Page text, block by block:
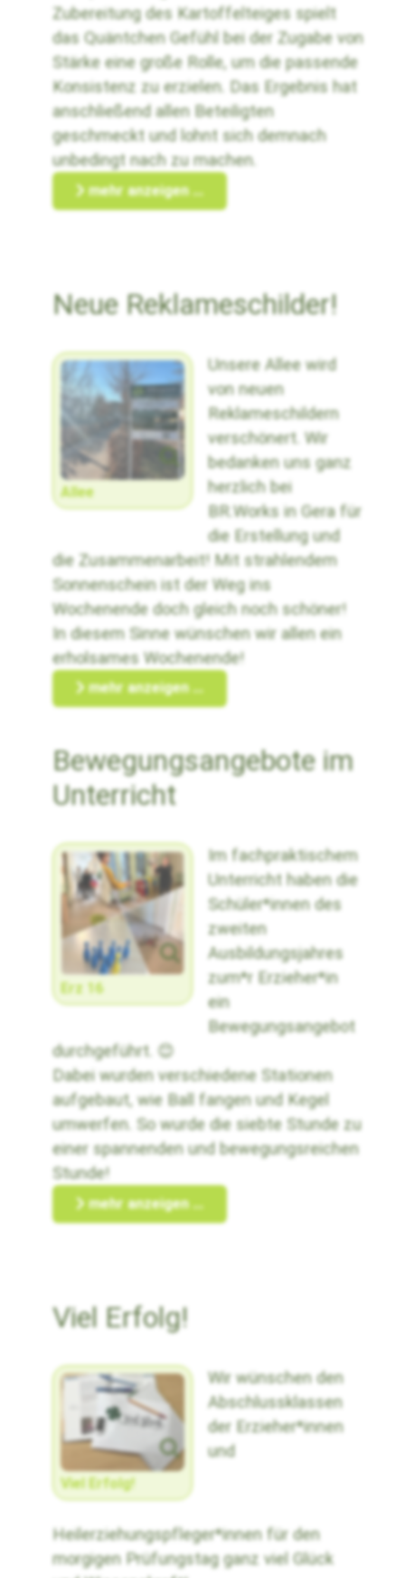
Zubereitung des Kartoffelteiges spielt
das Quäntchen Gefühl bei der Zugabe von
Stärke eine große Rolle, um die passende
Konsistenz zu erzielen. Das Ergebnis hat
anschließend allen Beteiligten
geschmeckt und lohnt sich demnach
unbedingt nach zu machen.
mehr anzeigen ...
Neue Reklameschilder!
Allee
Unsere Allee wird
von neuen
Reklameschildern
verschönert. Wir
bedanken uns ganz
herzlich bei
BR.Works in Gera für
die Erstellung und
die Zusammenarbeit! Mit strahlendem
Sonnenschein ist der Weg ins
Wochenende doch gleich noch schöner!
In diesem Sinne wünschen wir allen ein
erholsames Wochenende!
mehr anzeigen ...
Bewegungsangebote im
Unterricht
Erz 16
Im fachpraktischem
Unterricht haben die
Schüler*innen des
zweiten
Ausbildungsjahres
zum*r Erzieher*in
ein
Bewegungsangebot
durchgeführt. 😊
Dabei wurden verschiedene Stationen
aufgebaut, wie Ball fangen und Kegel
umwerfen. So wurde die siebte Stunde zu
einer spannenden und bewegungsreichen
Stunde!
mehr anzeigen ...
Viel Erfolg!
Viel Erfolg!
Wir wünschen den
Abschlussklassen
der Erzieher*innen
und
Heilerziehungspfleger*innen für den
morgigen Prüfungstag ganz viel Glück